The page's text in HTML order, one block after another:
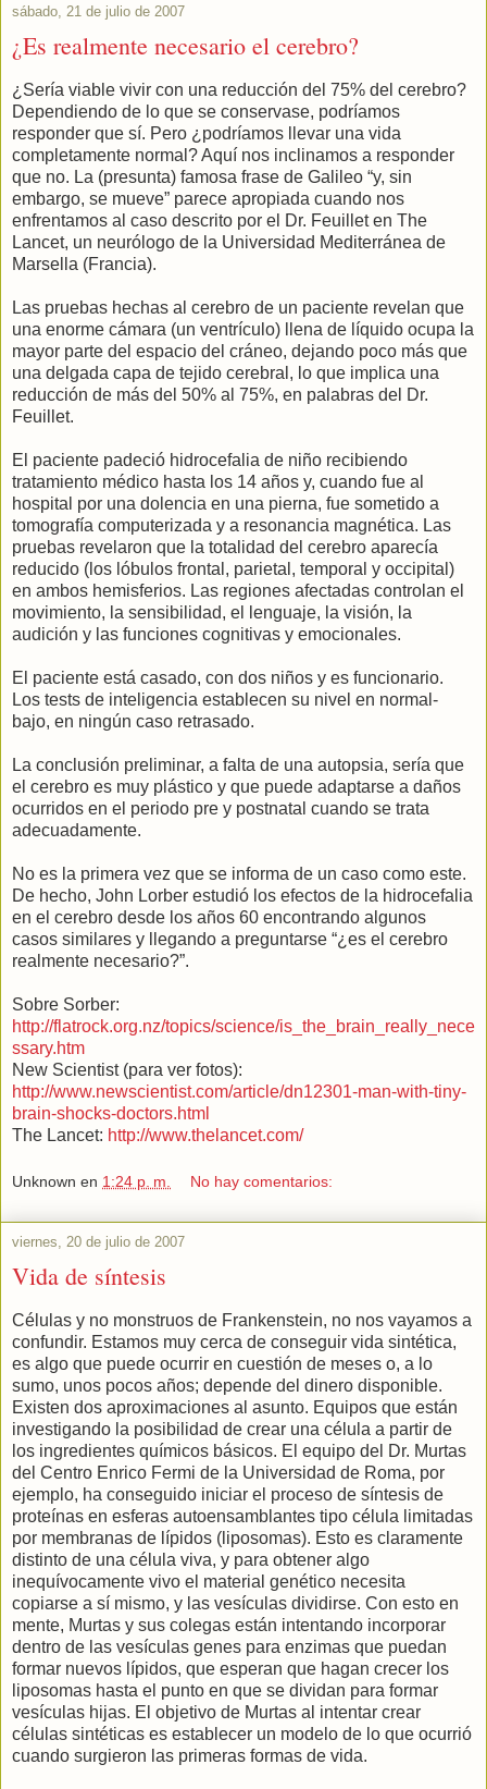
sábado, 21 de julio de 2007
¿Es realmente necesario el cerebro?
¿Sería viable vivir con una reducción del 75% del cerebro?
Dependiendo de lo que se conservase, podríamos
responder que sí. Pero ¿podríamos llevar una vida
completamente normal? Aquí nos inclinamos a responder
que no. La (presunta) famosa frase de Galileo “y, sin
embargo, se mueve” parece apropiada cuando nos
enfrentamos al caso descrito por el Dr. Feuillet en The
Lancet, un neurólogo de la Universidad Mediterránea de
Marsella (Francia).
Las pruebas hechas al cerebro de un paciente revelan que
una enorme cámara (un ventrículo) llena de líquido ocupa la
mayor parte del espacio del cráneo, dejando poco más que
una delgada capa de tejido cerebral, lo que implica una
reducción de más del 50% al 75%, en palabras del Dr.
Feuillet.
El paciente padeció hidrocefalia de niño recibiendo
tratamiento médico hasta los 14 años y, cuando fue al
hospital por una dolencia en una pierna, fue sometido a
tomografía computerizada y a resonancia magnética. Las
pruebas revelaron que la totalidad del cerebro aparecía
reducido (los lóbulos frontal, parietal, temporal y occipital)
en ambos hemisferios. Las regiones afectadas controlan el
movimiento, la sensibilidad, el lenguaje, la visión, la
audición y las funciones cognitivas y emocionales.
El paciente está casado, con dos niños y es funcionario.
Los tests de inteligencia establecen su nivel en normal-
bajo, en ningún caso retrasado.
La conclusión preliminar, a falta de una autopsia, sería que
el cerebro es muy plástico y que puede adaptarse a daños
ocurridos en el periodo pre y postnatal cuando se trata
adecuadamente.
No es la primera vez que se informa de un caso como este.
De hecho, John Lorber estudió los efectos de la hidrocefalia
en el cerebro desde los años 60 encontrando algunos
casos similares y llegando a preguntarse “¿es el cerebro
realmente necesario?”.
Sobre Sorber:
http://flatrock.org.nz/topics/science/is_the_brain_really_nece
ssary.htm
New Scientist (para ver fotos):
http://www.newscientist.com/article/dn12301-man-with-tiny-
brain-shocks-doctors.html
The Lancet: http://www.thelancet.com/
Unknown en 1:24 p. m. No hay comentarios:
viernes, 20 de julio de 2007
Vida de síntesis
Células y no monstruos de Frankenstein, no nos vayamos a
confundir. Estamos muy cerca de conseguir vida sintética,
es algo que puede ocurrir en cuestión de meses o, a lo
sumo, unos pocos años; depende del dinero disponible.
Existen dos aproximaciones al asunto. Equipos que están
investigando la posibilidad de crear una célula a partir de
los ingredientes químicos básicos. El equipo del Dr. Murtas
del Centro Enrico Fermi de la Universidad de Roma, por
ejemplo, ha conseguido iniciar el proceso de síntesis de
proteínas en esferas autoensamblantes tipo célula limitadas
por membranas de lípidos (liposomas). Esto es claramente
distinto de una célula viva, y para obtener algo
inequívocamente vivo el material genético necesita
copiarse a sí mismo, y las vesículas dividirse. Con esto en
mente, Murtas y sus colegas están intentando incorporar
dentro de las vesículas genes para enzimas que puedan
formar nuevos lípidos, que esperan que hagan crecer los
liposomas hasta el punto en que se dividan para formar
vesículas hijas. El objetivo de Murtas al intentar crear
células sintéticas es establecer un modelo de lo que ocurrió
cuando surgieron las primeras formas de vida.